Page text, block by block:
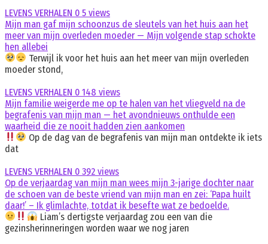
LEVENS VERHALEN 0 5 views
Mijn man gaf mijn schoonzus de sleutels van het huis aan het
meer van mijn overleden moeder — Mijn volgende stap schokte
hen allebei
Terwijl ik voor het huis aan het meer van mijn overleden
moeder stond,
LEVENS VERHALEN 0 148 views
Mijn familie weigerde me op te halen van het vliegveld na de
begrafenis van mijn man — het avondnieuws onthulde een
waarheid die ze nooit hadden zien aankomen
Op de dag van de begrafenis van mijn man ontdekte ik iets
dat
LEVENS VERHALEN 0 392 views
Op de verjaardag van mijn man wees mijn 3-jarige dochter naar
de schoen van de beste vriend van mijn man en zei: ‘Papa huilt
daar!’ – Ik glimlachte, totdat ik besefte wat ze bedoelde.
Liam’s dertigste verjaardag zou een van die
gezinsherinneringen worden waar we nog jaren